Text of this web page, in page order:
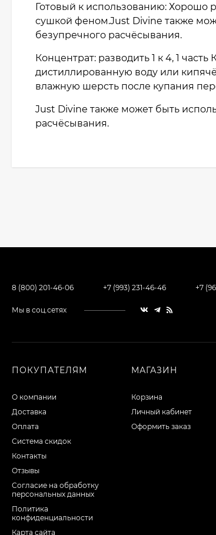
Готовый к использованию: Хорошо
сушкой феном.Just Divine также
безупречного расчёсывания.
Концентрат: разводить 1 к 4, 1
дистиллированную воду или
влажную шерсть после купания
Just Divine также может быть
расчёсывания.
8 (800) 201-46-06 +7 (993) 231-46-46 +7
Мы в соц.сетях
ПОКУПАТЕЛЯМ
О компании
Доставка
Оплата
Система скидок
Контакты
Отзывы
Согласие на обработку
персональных данных
Политика
конфиденциальности
Карта сайта
МАГАЗИН
Корзина
Личный кабинет
Оформить заказ